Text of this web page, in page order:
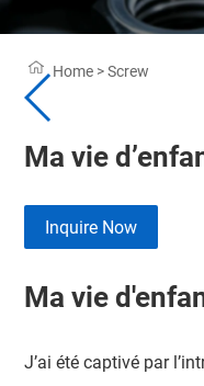
Home >Screw
Ma vie
Inquire Now
Ma vie
J’ai été captivé par